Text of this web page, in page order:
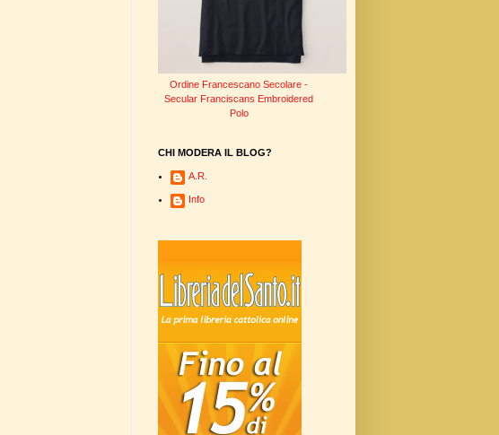
Ordine Francescano Secolare -
Secular Franciscans Embroidered
Polo
CHI MODERA IL BLOG?
A.R.
Info